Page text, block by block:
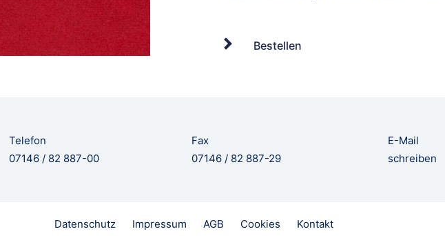
Bestellen
Telefon
07146 / 82 887-00
Fax
07146 / 82 887-29
E-Mail
schreiben
Datenschutz Impressum AGB Cookies Kontakt